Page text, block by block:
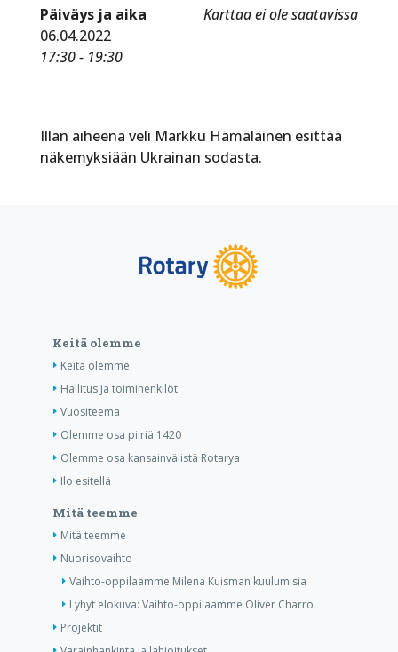
Karttaa ei ole saatavissa
Päiväys ja aika
06.04.2022
17:30 - 19:30
Illan aiheena veli Markku Hämäläinen esittää
näkemyksiään Ukrainan sodasta.
Keitä olemme
Keitä olemme
Hallitus ja toimihenkilöt
Vuositeema
Olemme osa piiriä 1420
Olemme osa kansainvälistä Rotarya
Ilo esitellä
Mitä teemme
Mitä teemme
Nuorisovaihto
Vaihto-oppilaamme Milena Kuisman kuulumisia
Lyhyt elokuva: Vaihto-oppilaamme Oliver Charro
Projektit